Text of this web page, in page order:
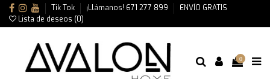
Tik Tok ¡Llámanos! 671 277 899
ENVÍO GRATIS
Lista de deseos (0)
0